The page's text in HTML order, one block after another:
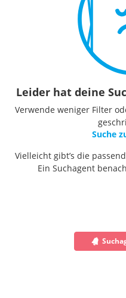
Leider hat deine
Verwende weniger Filter
Suche
Vielleicht gibt’s die
Ein Suchagent